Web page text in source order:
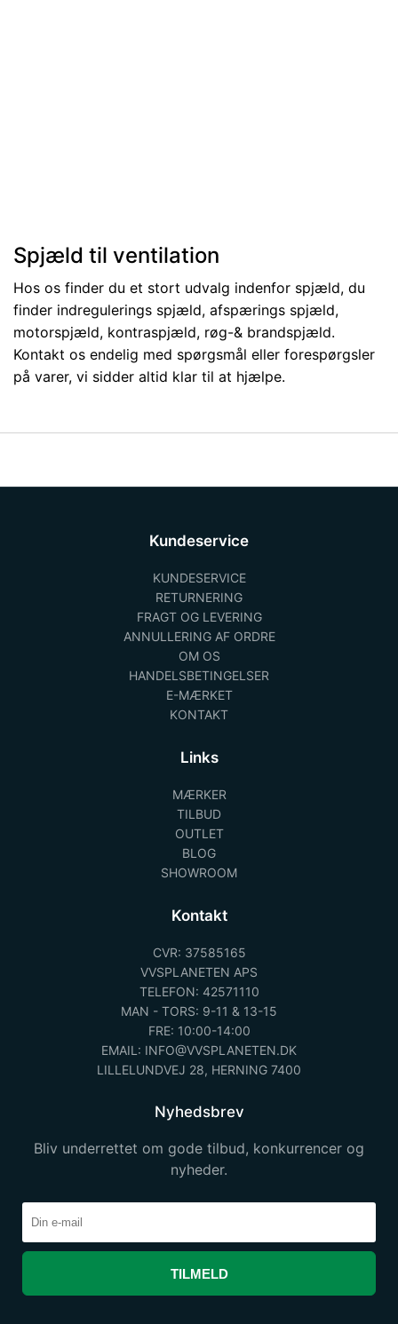
Spjæld til ventilation
Hos os finder du et stort udvalg indenfor spjæld, du
finder indregulerings spjæld, afspærings spjæld,
motorspjæld, kontraspjæld, røg-& brandspjæld.
Kontakt os endelig med spørgsmål eller forespørgsler
på varer, vi sidder altid klar til at hjælpe.
Kundeservice
KUNDESERVICE
RETURNERING
FRAGT OG LEVERING
ANNULLERING AF ORDRE
OM OS
HANDELSBETINGELSER
E-MÆRKET
KONTAKT
Links
MÆRKER
TILBUD
OUTLET
BLOG
SHOWROOM
Kontakt
CVR: 37585165
VVSPLANETEN APS
TELEFON: 42571110
MAN - TORS: 9-11 & 13-15
FRE: 10:00-14:00
EMAIL: INFO@VVSPLANETEN.DK
LILLELUNDVEJ 28, HERNING 7400
Nyhedsbrev
Bliv underrettet om gode tilbud, konkurrencer og
nyheder.
TILMELD